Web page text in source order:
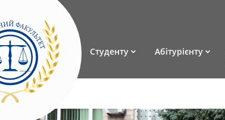
Студенту Абітурієнту